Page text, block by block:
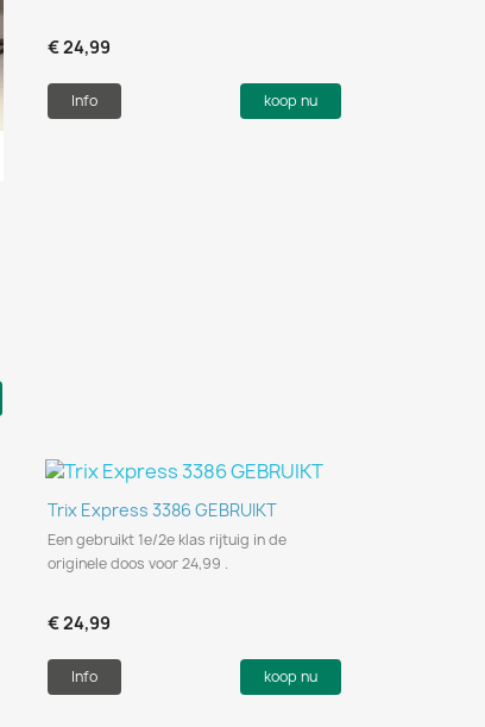
€ 24,99
Info koop nu
Snel bekijken
Trix Express 3386 GEBRUIKT
Een gebruikt 1e/2e klas rijtuig in de
originele doos voor 24,99 .
€ 24,99
Info koop nu